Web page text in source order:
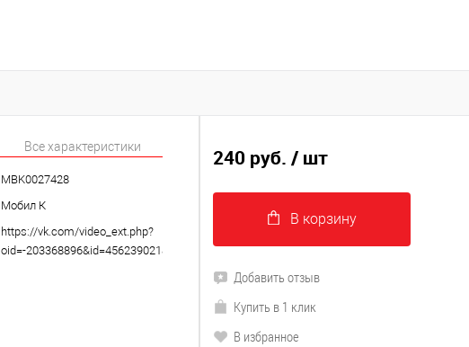
Все характеристики
MBK0027428
Мобил К
https://vk.com/video_ext.php?
oid=-203368896&id=456239021&hd=2
240 руб. / шт
В корзину
Добавить отзыв
Купить в 1 клик
В избранное